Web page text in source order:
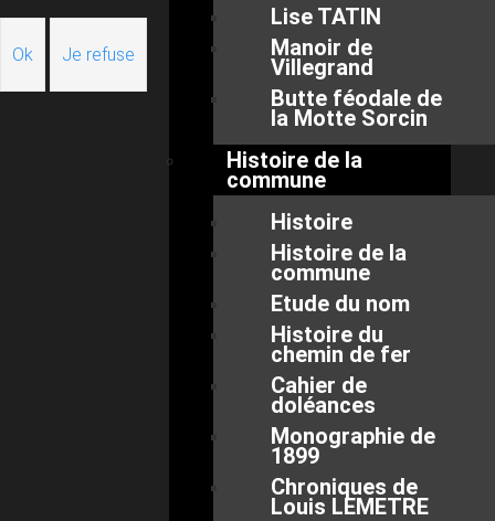
Lise TATIN
Manoir de
Villegrand
Butte féodale de
la Motte Sorcin
Histoire de la
commune
Histoire
Histoire de la
commune
Etude du nom
Histoire du
chemin de fer
Cahier de
doléances
Monographie de
1899
Chroniques de
Louis LEMETRE
Ok Je refuse